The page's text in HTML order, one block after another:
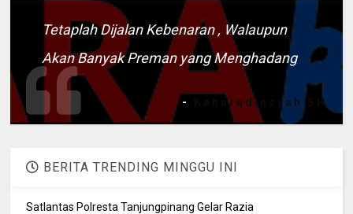
Tetaplah Dijalan Kebenaran , Walaupun
Akan Banyak Preman yang Menghadang
- Kaharudinsyah SH
BERITA TRENDING MINGGU INI
Satlantas Polresta Tanjungpinang Gelar Razia